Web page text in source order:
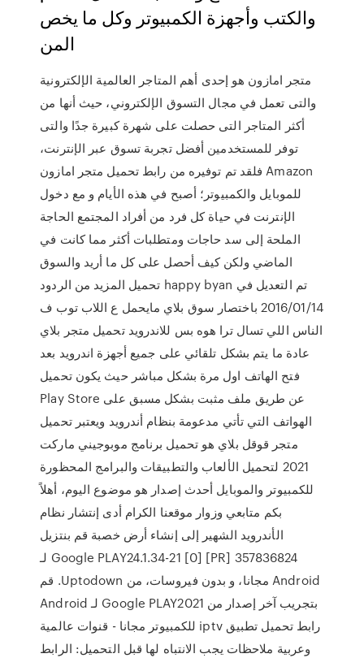
والكتب وأجهزة الكمبيوتر وكل ما يخص
المن
متجر امازون هو إحدى أهم المتاجر العالمية الإلكترونية
والتى تعمل في مجال التسوق الإلكتروني، حيث أنها من
أكثر المتاجر التى حصلت على شهرة كبيرة جدًا والتى
توفر للمستخدمين أفضل تجربة تسوق عبر الإنترنت،
فلقد تم توفيره من رابط تحميل متجر امازون Amazon
للموبايل والكمبيوتر؛ أصبح في هذه الأيام و مع دخول
الإنترنت في حياة كل فرد من أفراد المجتمع الحاجة
الملحة إلى سد حاجات ومتطلبات أكثر مما كانت في
الماضي ولكن كيف أحصل على كل ما أريد والسوق
تحميل المزيد من الردود happy byan تم التعديل في
14‏/01‏/2016 باختصار سوق بلاي مايحمل ع اللاب توب ف
الناس اللي تسال ترا هوه بس للاندرويد تحميل متجر بلاي
عادة ما يتم بشكل تلقائي على جميع أجهزة اندرويد بعد
فتح الهاتف اول مرة بشكل مباشر حيث يكون تحميل
Play Store عن طريق ملف مثبت بشكل مسبق على
الهواتف التي تأتي مدعومة بنظام أندرويد ويعتبر تحميل
متجر قوقل بلاي هو تحميل برنامج موبوجيني ماركت
2021 لتحميل الألعاب والتطبيقات والبرامج المحظورة
للكمبيوتر والموبايل أحدث إصدار هو موضوع اليوم، أهلاً
بكم متابعي وزوار موقعنا الكرام أدى إنتشار نظام
الأندرويد الشهير إلى إنشاء أرض خصبة ‫قم بنتزيل
Google PLAY24.1.34-21 [0] [PR] 357836824 لـ
Android مجانا، و بدون فيروسات، من Uptodown. قم
بتجريب آخر إصدار من Google PLAY2021 لـ Android
رابط تحميل تطبيق iptv للكمبيوتر مجانا - قنوات عالمية
وعربية ملاحظات يجب الانتباه لها قبل التحميل: الرابط